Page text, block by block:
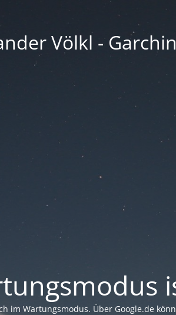
Völkl -
im Wartungsmodus. Über Google.de